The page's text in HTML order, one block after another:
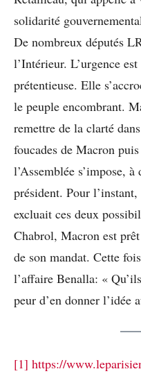
solidarité
De nombreux députés
l’Intérieur. L’urgence
prétentieuse. Elle
le peuple encombrant.
remettre de la clarté
foucades de Macron
l’Assemblée s’impose,
président. Pour
excluait ces deux
Chabrol, Macron est
de son mandat. Cette
l’affaire Benalla: «
peur d’en donner l’idée
[1] https://